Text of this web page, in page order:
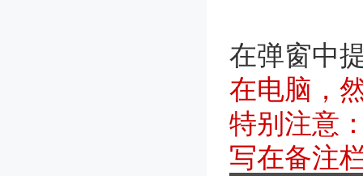
在弹窗中
在电脑，
特别注意
写在备注